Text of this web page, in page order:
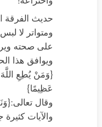
حديث الفرقة
ومتواتر لا
على صحته
ويوافق هذا
{وَمَنْ يُطِعِ
عَظِيمًا}
وقال
والآيات كثيرة